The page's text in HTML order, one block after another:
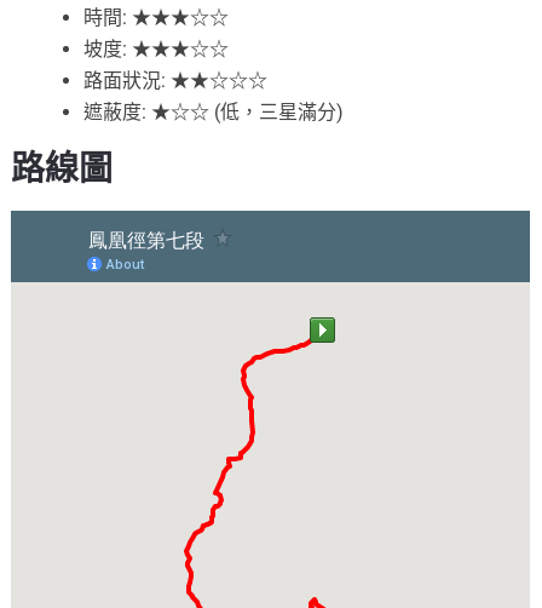
時間: ★★★☆☆
坡度: ★★★☆☆
路面狀況: ★★☆☆☆
遮蔽度: ★☆☆ (低，三星滿分)
路線圖